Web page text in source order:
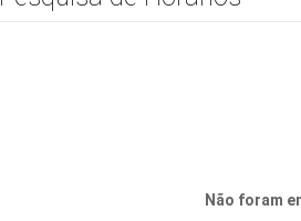
Não foram